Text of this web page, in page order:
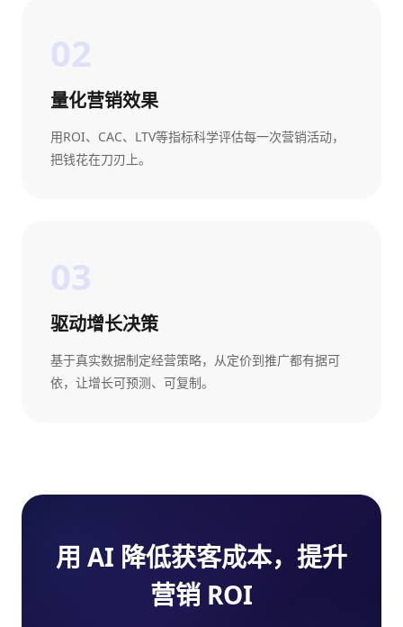
02
量化营销效果
用ROI、CAC、LTV等指标科学评估每一次营销活动，
把钱花在刀刃上。
03
驱动增长决策
基于真实数据制定经营策略，从定价到推广都有据可
依，让增长可预测、可复制。
用 AI 降低获客成本，提升
营销 ROI